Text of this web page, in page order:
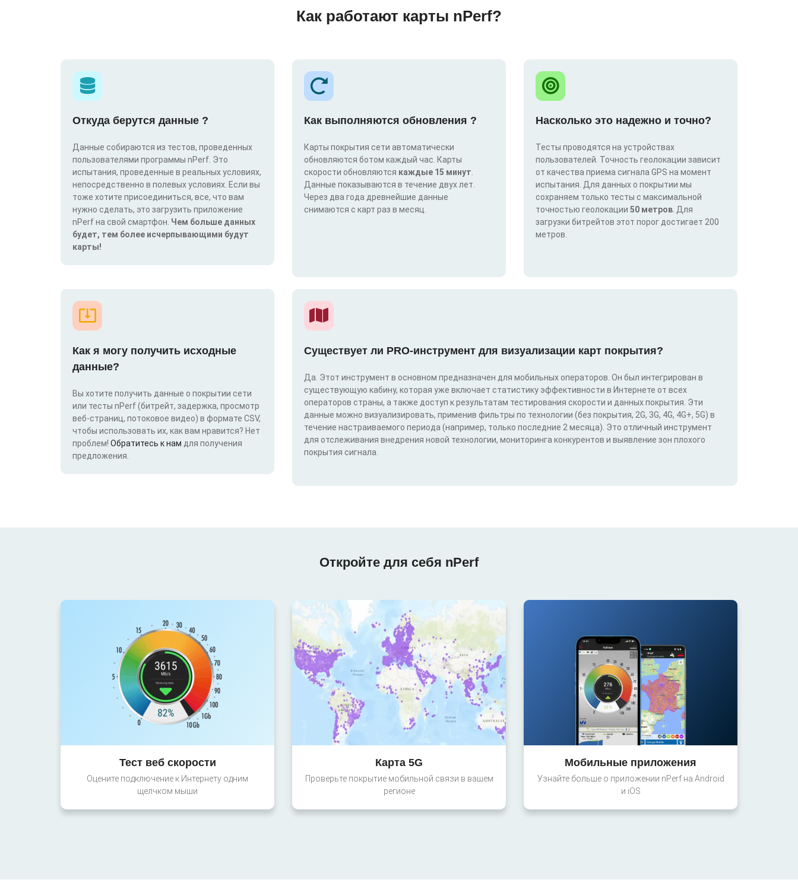
Как работают карты nPerf?
Откуда берутся данные ?
Данные собираются из тестов, проведенных
пользователями программы nPerf. Это
испытания, проведенные в реальных условиях,
непосредственно в полевых условиях. Если вы
тоже хотите присоединиться, все, что вам
нужно сделать, это загрузить приложение
nPerf на свой смартфон. Чем больше данных
будет, тем более исчерпывающими будут
карты!
Как выполняются обновления ?
Карты покрытия сети автоматически
обновляются ботом каждый час. Карты
скорости обновляются каждые 15 минут
Данные показываются в течение двух лет.
Через два года древнейшие данные
снимаются с карт раз в месяц.
Насколько это надежно и точно?
Тесты проводятся на устройствах
пользователей. Точность геолокации зависит
от качества приема сигнала GPS на момент
испытания. Для данных о покрытии мы
сохраняем только тесты с максимальной
точностью геолокации 50 метров . Для
загрузки битрейтов этот порог достигает 200
метров.
Как я могу получить исходные
данные?
Вы хотите получить данные о покрытии сети
или тесты nPerf (битрейт, задержка, просмотр
веб-страниц, потоковое видео) в формате CSV,
чтобы использовать их, как вам нравится? Нет
проблем! Обратитесь к нам для получения
предложения.
Существует ли PRO-инструмент для визуализации карт покрытия?
Да. Этот инструмент в основном предназначен для мобильных операторов. Он был интегрирован в
существующую кабину, которая уже включает статистику эффективности в Интернете от всех
операторов страны, а также доступ к результатам тестирования скорости и данных покрытия. Эти
данные можно визуализировать, применив фильтры по технологии (без покрытия, 2G, 3G, 4G, 4G+, 5G) в
течение настраиваемого периода (например, только последние 2 месяца). Это отличный инструмент
для отслеживания внедрения новой технологии, мониторинга конкурентов и выявление зон плохого
покрытия сигнала.
Откройте для себя nPerf
Тест веб скорости
Оцените подключение к Интернету одним
щелчком мыши
Карта 5G
Проверьте покрытие мобильной связи в вашем
регионе
Мобильные приложения
Узнайте больше о приложении nPerf на Android
и iOS